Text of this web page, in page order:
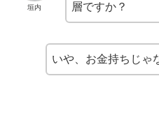
垣内
層ですか？
いや、お金持ちじゃ